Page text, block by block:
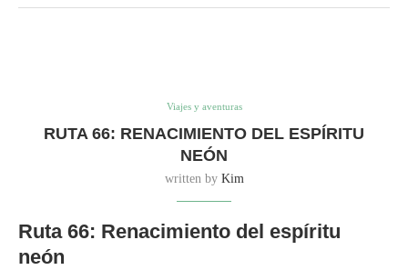
Viajes y aventuras
RUTA 66: RENACIMIENTO DEL ESPÍRITU
NEÓN
written by Kim
Ruta 66: Renacimiento del espíritu
neón